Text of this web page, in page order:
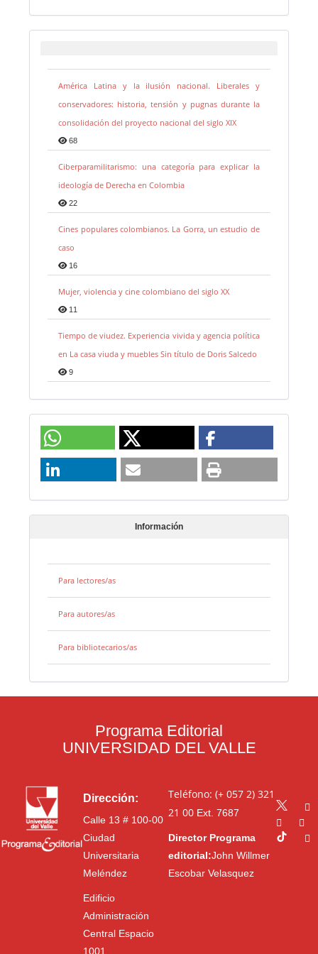
América Latina y la ilusión nacional. Liberales y
conservadores: historia, tensión y pugnas durante la
consolidación del proyecto nacional del siglo XIX
68
Ciberparamilitarismo: una categoría para explicar la
ideología de Derecha en Colombia
22
Cines populares colombianos. La Gorra, un estudio de
caso
16
Mujer, violencia y cine colombiano del siglo XX
11
Tiempo de viudez. Experiencia vivida y agencia política
en La casa viuda y muebles Sin título de Doris Salcedo
9
Información
Para lectores/as
Para autores/as
Para bibliotecarios/as
Programa Editorial
UNIVERSIDAD DEL VALLE
Dirección:
Calle 13 # 100-00
Ciudad
Universitaria
Meléndez
Edificio
Administración
Central Espacio
1001
Teléfono: (+ 057 2) 321
21 00Ext. 7687
Director Programa
editorial:John Willmer
Escobar Velasquez